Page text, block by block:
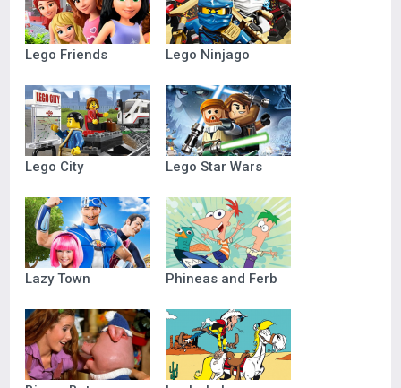
Lego Friends Lego Ninjago
Lego City Lego Star Wars
Lazy Town Phineas and Ferb